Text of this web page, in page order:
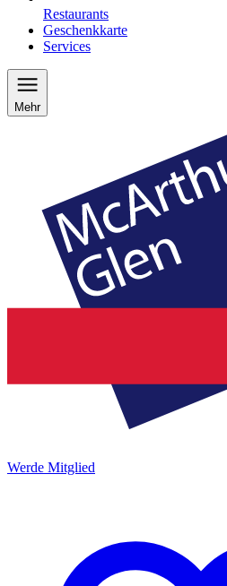
Restaurants
Geschenkkarte
Services
Mehr
Werde Mitglied